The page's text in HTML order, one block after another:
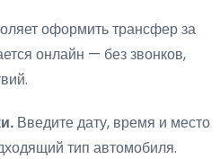
оформить трансфер за
онлайн — без звонков,
Введите дату, время и место
тип автомобиля.